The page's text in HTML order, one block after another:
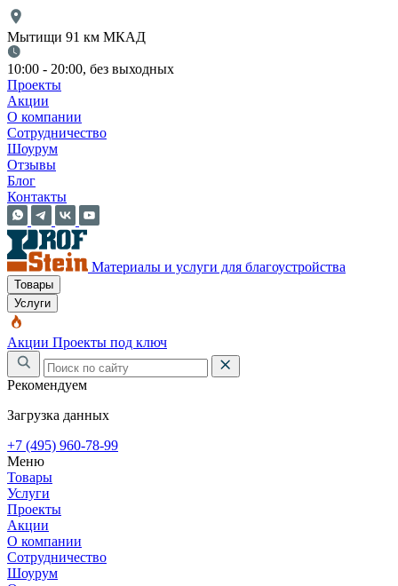
Мытищи 91 км МКАД
10:00 - 20:00, без выходных
Проекты
Акции
О компании
Сотрудничество
Шоурум
Отзывы
Блог
Контакты
Материалы и услуги для благоустройства
Товары
Услуги
Акции Проекты под ключ
Рекомендуем
Загрузка данных
+7 (495) 960-78-99
Меню
Товары
Услуги
Проекты
Акции
О компании
Сотрудничество
Шоурум